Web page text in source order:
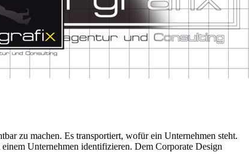
zu machen. Es transportiert, wofür ein Unternehmen steht.
Unternehmen identifizieren. Dem Corporate Design